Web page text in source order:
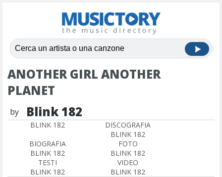
ANOTHER GIRL ANOTHER
PLANET
by Blink 182
BLINK 182
DISCOGRAFIA
BLINK 182
BIOGRAFIA
BLINK 182
FOTO
BLINK 182
TESTI
BLINK 182
VIDEO
BLINK 182